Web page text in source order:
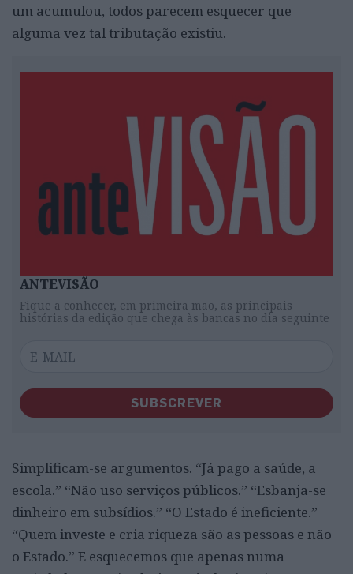
um acumulou, todos parecem esquecer que
alguma vez tal tributação existiu.
ANTEVISÃO
Fique a conhecer, em primeira mão, as principais
histórias da edição que chega às bancas no dia seguinte
SUBSCREVER
Simplificam-se argumentos. “Já pago a saúde, a
escola.” “Não uso serviços públicos.” “Esbanja-se
dinheiro em subsídios.” “O Estado é ineficiente.”
“Quem investe e cria riqueza são as pessoas e não
o Estado.” E esquecemos que apenas numa